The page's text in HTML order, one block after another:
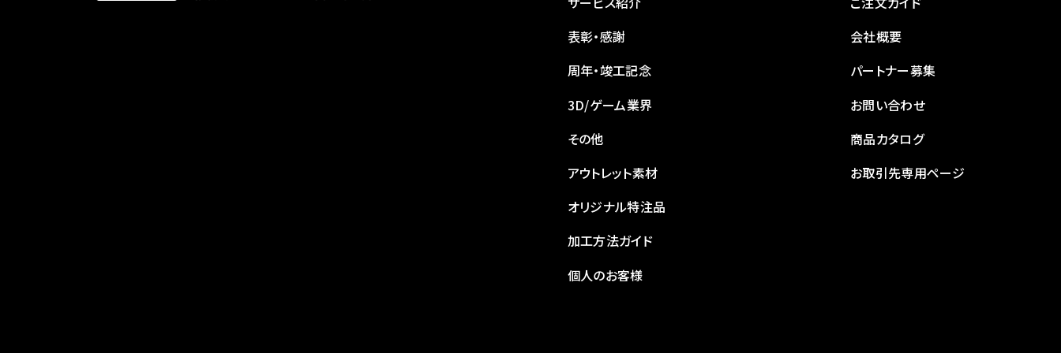
表彰・感謝
周年・竣工記念
3D/ゲーム業界
その他
アウトレット素材
オリジナル特注品
加工方法ガイド
個人のお客様
会社概要
パートナー募集
お問い合わせ
商品カタログ
お取引先専用ページ